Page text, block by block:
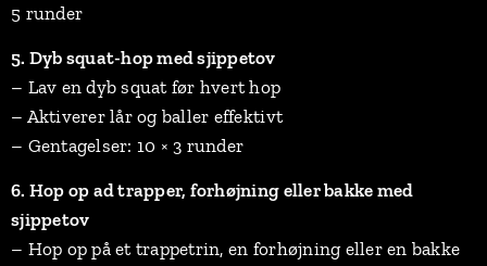
5 runder
5. Dyb squat-hop med sjippetov
– Lav en dyb squat før hvert hop
– Aktiverer lår og baller effektivt
– Gentagelser: 10 × 3 runder
6. Hop op ad trapper, forhøjning eller bakke med
sjippetov
– Hop op på et trappetrin, en forhøjning eller en bakke